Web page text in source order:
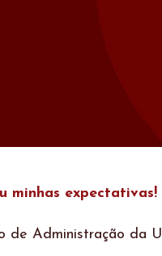
pessoal!
na UNDB, em